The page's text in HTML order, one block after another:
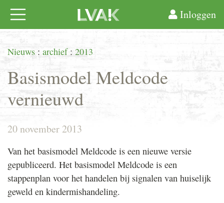
Inloggen
Nieuws : archief: 2013
Basismodel Meldcode
vernieuwd
20 november 2013
Van het basismodel Meldcode is een nieuwe versie
gepubliceerd. Het basismodel Meldcode is een
stappenplan voor het handelen bij signalen van huiselijk
geweld en kindermishandeling.